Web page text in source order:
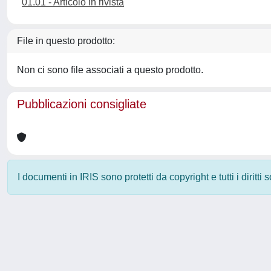
01.01 - Articolo in rivista
File in questo prodotto:
Non ci sono file associati a questo prodotto.
Pubblicazioni consigliate
I documenti in IRIS sono protetti da copyright e tutti i diritti